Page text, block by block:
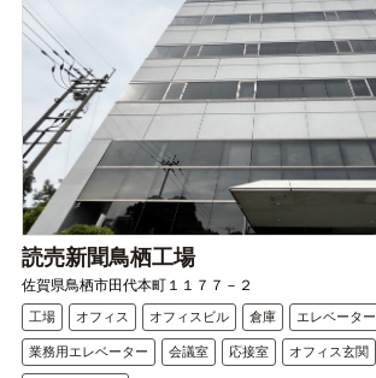
読売新聞鳥栖工場
佐賀県鳥栖市田代本町１１７７－２
工場 オフィス オフィスビル 倉庫 エレベーター
業務用エレベーター 会議室 応接室 オフィス玄関